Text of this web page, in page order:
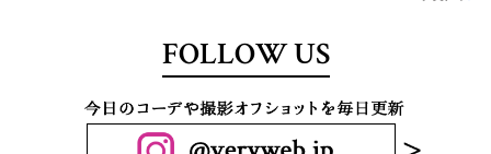
FOLLOW US